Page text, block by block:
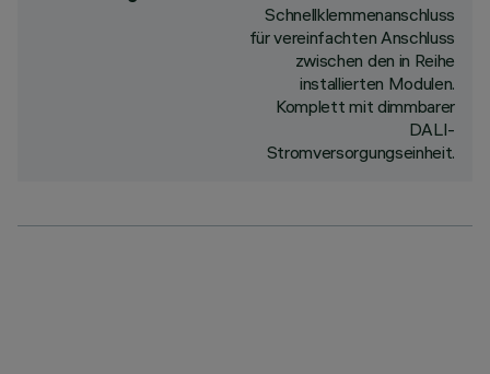
Schnellklemmenanschluss
für vereinfachten Anschluss
zwischen den in Reihe
installierten Modulen.
Komplett mit dimmbarer
DALI-
Stromversorgungseinheit.